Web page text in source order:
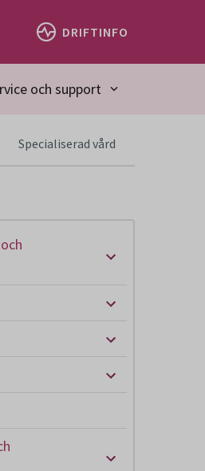
DRIFTINFO
och support
Specialiserad vård